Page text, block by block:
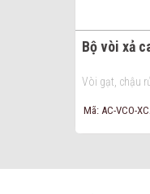
Bộ vòi xả
Vòi gạt, chậu
Mã: AC-VCO-